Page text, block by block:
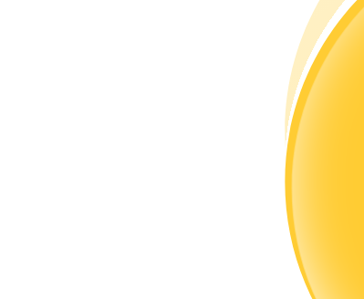
Nikmati pembagian keuntungan dan komisi copy trading
Analisis data besar termasuk info perdagangan, dll.